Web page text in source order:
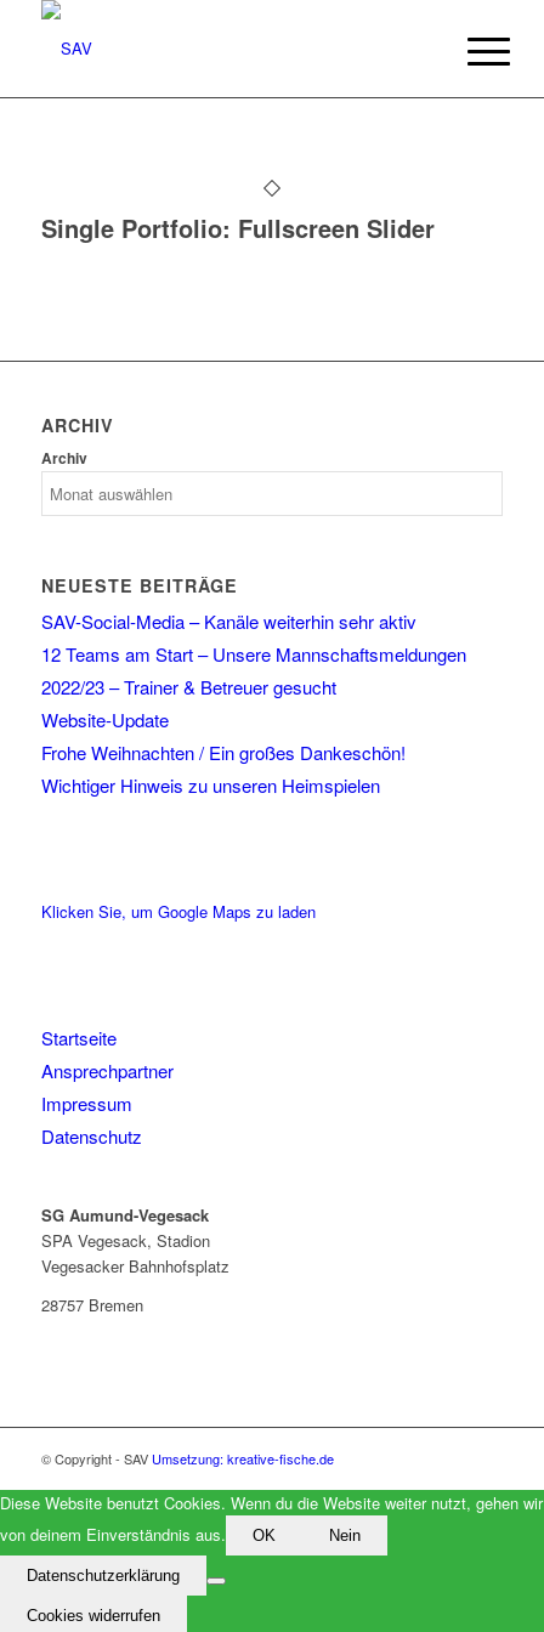
Single Portfolio: Fullscreen Slider
ARCHIV
Archiv
NEUESTE BEITRÄGE
SAV-Social-Media – Kanäle weiterhin sehr aktiv
12 Teams am Start – Unsere Mannschaftsmeldungen
2022/23 – Trainer & Betreuer gesucht
Website-Update
Frohe Weihnachten / Ein großes Dankeschön!
Wichtiger Hinweis zu unseren Heimspielen
Klicken Sie, um Google Maps zu laden
Startseite
Ansprechpartner
Impressum
Datenschutz
SG Aumund-Vegesack
SPA Vegesack, Stadion
Vegesacker Bahnhofsplatz
28757 Bremen
© Copyright - SAV Umsetzung: kreative-fische.de
Diese Website benutzt Cookies. Wenn du die Website weiter nutzt, gehen wir
von deinem Einverständnis aus.
OK Nein
Datenschutzerklärung
Cookies widerrufen